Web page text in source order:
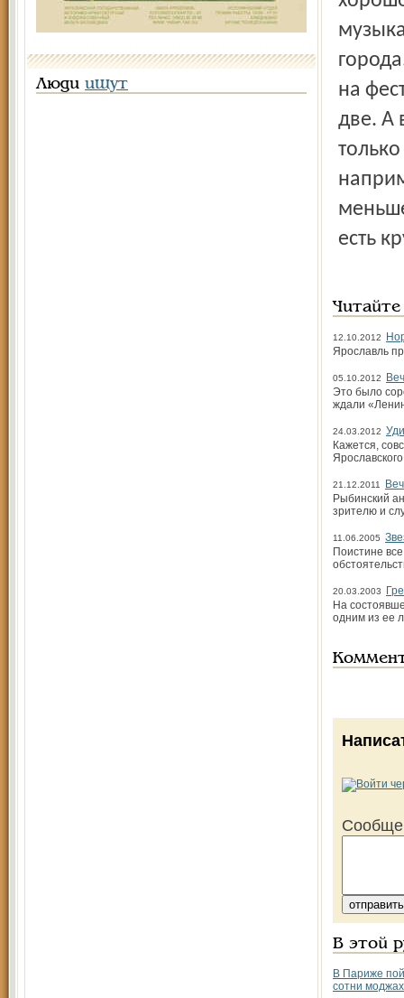
Люди ищут
на
две. А
есть
12.10.2012
Ярославль
05.10.2012
Это было
ждали
24.03.2012
Кажется,
21.12.2011
Рыбинский
зрителю и
11.06.2005
Поистине
20.03.2003
На
одним из ее
В этой
В Париже
сотни